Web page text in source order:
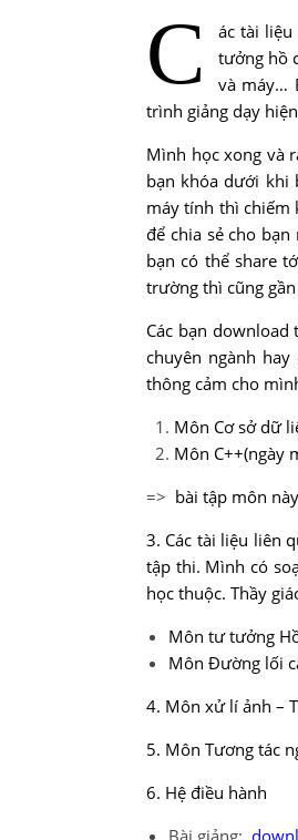
C
ác tài
tưởng hồ
và máy…
trình giảng dạy
Mình học xong và
bạn khóa dưới khi
máy tính thì chiếm
để chia sẻ cho
bạn có thể share
trường thì cũng
Các bạn
chuyên ngành
thông cảm cho
Môn Cơ sở dữ
Môn C++(ngày
=> bài tập môn
3. Các tài liệu liên
tập thi. Mình có
học thuộc. Thầy
Môn tư tưởng
Môn Đường lối
4. Môn xử lí ảnh –
5. Môn Tương tác
6. Hệ điều hành
Bài giảng: